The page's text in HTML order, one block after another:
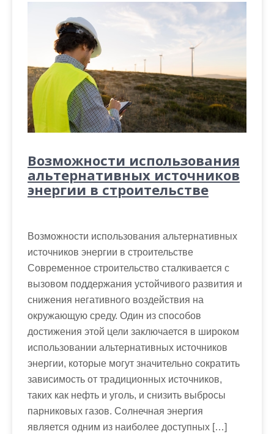
Возможности использования
альтернативных источников
энергии в строительстве
Возможности использования альтернативных
источников энергии в строительстве
Современное строительство сталкивается с
вызовом поддержания устойчивого развития и
снижения негативного воздействия на
окружающую среду. Один из способов
достижения этой цели заключается в широком
использовании альтернативных источников
энергии, которые могут значительно сократить
зависимость от традиционных источников,
таких как нефть и уголь, и снизить выбросы
парниковых газов. Солнечная энергия
является одним из наиболее доступных […]